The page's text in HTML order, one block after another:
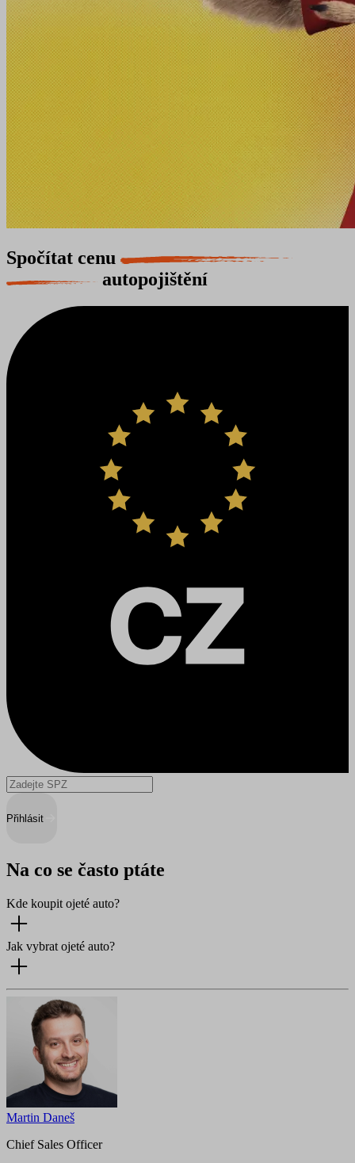
Spočítat cenu
autopojištění
Přihlásit
Na co se často ptáte
Kde koupit ojeté auto?
Jak vybrat ojeté auto?
Martin Daneš
Chief Sales Officer